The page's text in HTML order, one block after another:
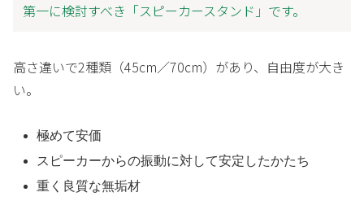
第一に検討すべき「スピーカースタンド」です。
高さ違いで2種類（45cm／70cm）があり、自由度が大き
い。
極めて安価
スピーカーからの振動に対して安定したかたち
重く良質な無垢材